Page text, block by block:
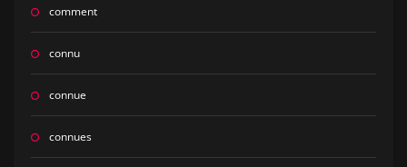
comment
connu
connue
connues